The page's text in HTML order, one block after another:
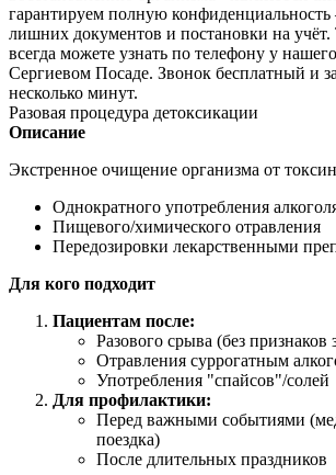
гарантируем полную
лишних документов и постановки на
всегда можете узнать по телефону у
Сергиевом Посаде. Звонок бесплатный и
несколько минут.
Разовая процедура детоксикации
Описание
Экстренное очищение организма от
Однократного употребления
Пищевого/химического отравления
Передозировки лекарственными
Для кого подходит
Пациентам после:
Разового срыва (без признаков
Отравления суррогатным
Употребления "спайсов"/солей
Для профилактики:
Перед важными событиями
поездка)
После длительных праздников